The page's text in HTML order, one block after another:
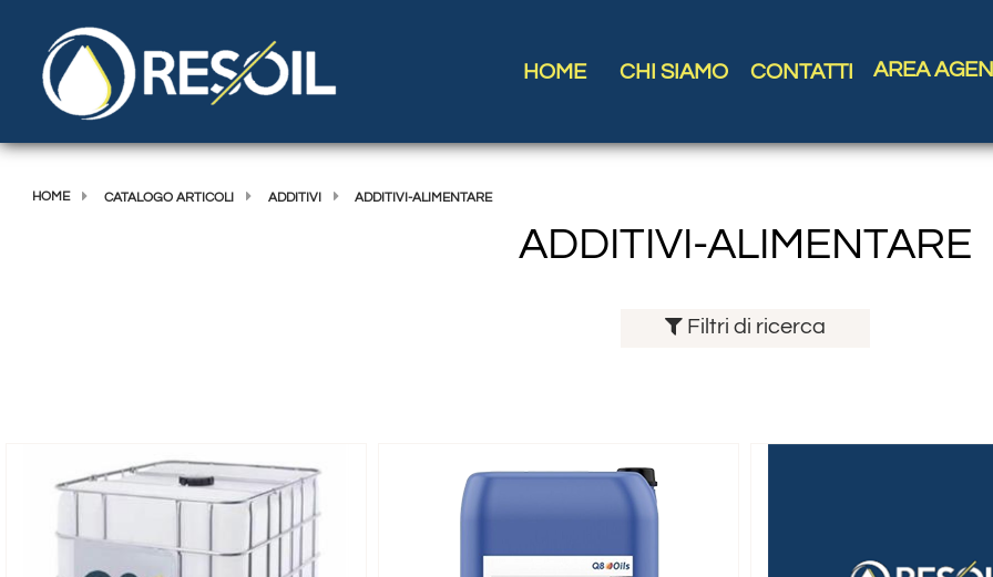
HOME CHI SIAMO CONTATTI AREA
HOME CATALOGO ARTICOLI ADDITIVI ADDITIVI-ALIMENTARE
ADDITIVI-ALIMENTARE
Filtri di ricerca